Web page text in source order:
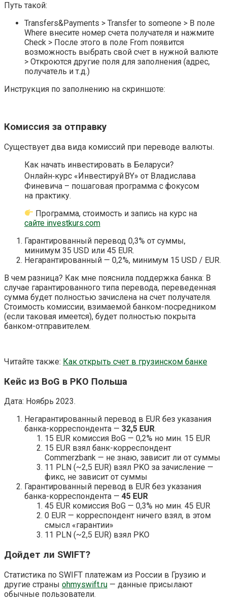
Путь такой:
Transfers&Payments > Transfer to someone > В поле
Where внесите номер счета получателя и нажмите
Check > После этого в поле From появится
возможность выбрать свой счет в нужной валюте
> Откроются другие поля для заполнения (адрес,
получатель и т.д.)
Инструкция по заполнению на скриншоте:
Комиссия за отправку
Существует два вида комиссий при переводе валюты.
Как начать инвестировать в Беларуси?
Онлайн‑курс «Инвестируй BY» от Владислава
Финевича – пошаговая программа с фокусом
на практику.
Программа, стоимость и запись на курс на
сайте investkurs.com
Гарантированный перевод 0,3% от суммы,
минимум 35 USD или 45 EUR.
Негарантированный — 0,2%, минимум 15 USD / EUR.
В чем разница? Как мне пояснила поддержка банка: В
случае гарантированного типа перевода, переведенная
сумма будет полностью зачислена на счет получателя.
Стоимость комиссии, взимаемой банком-посредником
(если таковая имеется), будет полностью покрыта
банком-отправителем.
Читайте также: Как открыть счет в грузинском банке
Кейс из BoG в PKO Польша
Дата: Ноябрь 2023.
Негарантированный перевод в EUR без указания
банка-корреспондента — 32,5 EUR.
15 EUR комиссия BoG — 0,2% но мин. 15 EUR
15 EUR взял банк-корреспондент
Commerzbank — не знаю, зависит ли от суммы
11 PLN (~2,5 EUR) взял PKO за зачисление —
фикс, не зависит от суммы
Гарантированный перевод в EUR без указания
банка-корреспондента — 45 EUR
45 EUR комиссия BoG — 0,3% но мин. 45 EUR
0 EUR — корреспондент ничего взял, в этом
смысл «гарантии»
11 PLN (~2,5 EUR) взял PKO
Дойдет ли SWIFT?
Статистика по SWIFT платежам из России в Грузию и
другие страны ohmyswift.ru — данные присылают
обычные пользователи.